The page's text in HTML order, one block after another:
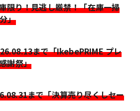
限り！見逃し厳禁！「在庫一掃
」
まで「IkebePRIME プレ
謝祭」
まで「決算売り尽くしセー